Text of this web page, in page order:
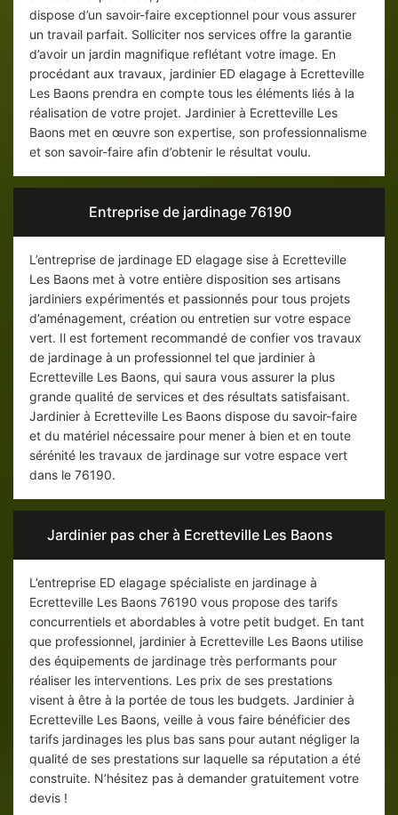
dispose d’un savoir-faire exceptionnel pour vous assurer
un travail parfait. Solliciter nos services offre la garantie
d’avoir un jardin magnifique reflétant votre image. En
procédant aux travaux, jardinier ED elagage à Ecretteville
Les Baons prendra en compte tous les éléments liés à la
réalisation de votre projet. Jardinier à Ecretteville Les
Baons met en œuvre son expertise, son professionnalisme
et son savoir-faire afin d’obtenir le résultat voulu.
Entreprise de jardinage 76190
L’entreprise de jardinage ED elagage sise à Ecretteville
Les Baons met à votre entière disposition ses artisans
jardiniers expérimentés et passionnés pour tous projets
d’aménagement, création ou entretien sur votre espace
vert. Il est fortement recommandé de confier vos travaux
de jardinage à un professionnel tel que jardinier à
Ecretteville Les Baons, qui saura vous assurer la plus
grande qualité de services et des résultats satisfaisant.
Jardinier à Ecretteville Les Baons dispose du savoir-faire
et du matériel nécessaire pour mener à bien et en toute
sérénité les travaux de jardinage sur votre espace vert
dans le 76190.
Jardinier pas cher à Ecretteville Les Baons
L’entreprise ED elagage spécialiste en jardinage à
Ecretteville Les Baons 76190 vous propose des tarifs
concurrentiels et abordables à votre petit budget. En tant
que professionnel, jardinier à Ecretteville Les Baons utilise
des équipements de jardinage très performants pour
réaliser les interventions. Les prix de ses prestations
visent à être à la portée de tous les budgets. Jardinier à
Ecretteville Les Baons, veille à vous faire bénéficier des
tarifs jardinages les plus bas sans pour autant négliger la
qualité de ses prestations sur laquelle sa réputation a été
construite. N’hésitez pas à demander gratuitement votre
devis !